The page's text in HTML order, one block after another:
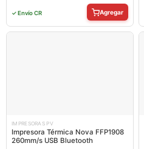
✓ Envío CR Agregar
IMPRESORAS PV
Impresora Térmica Nova FFP1908
260mm/s USB Bluetooth